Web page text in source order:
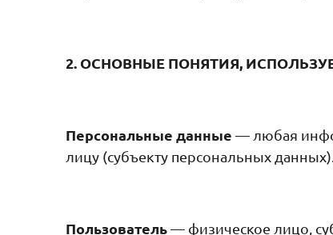
2. ОСНОВНЫЕ ПОНЯТИЯ,
Персональные данные — любая
лицу (субъекту персональных данных).
Пользователь— физическое лицо,